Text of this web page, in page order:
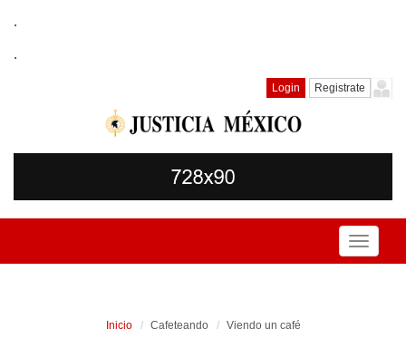
.
.
Login Registrate
Toggle
Inicio Cafeteando Viendo un café